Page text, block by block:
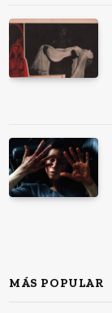
MÁS POPULAR